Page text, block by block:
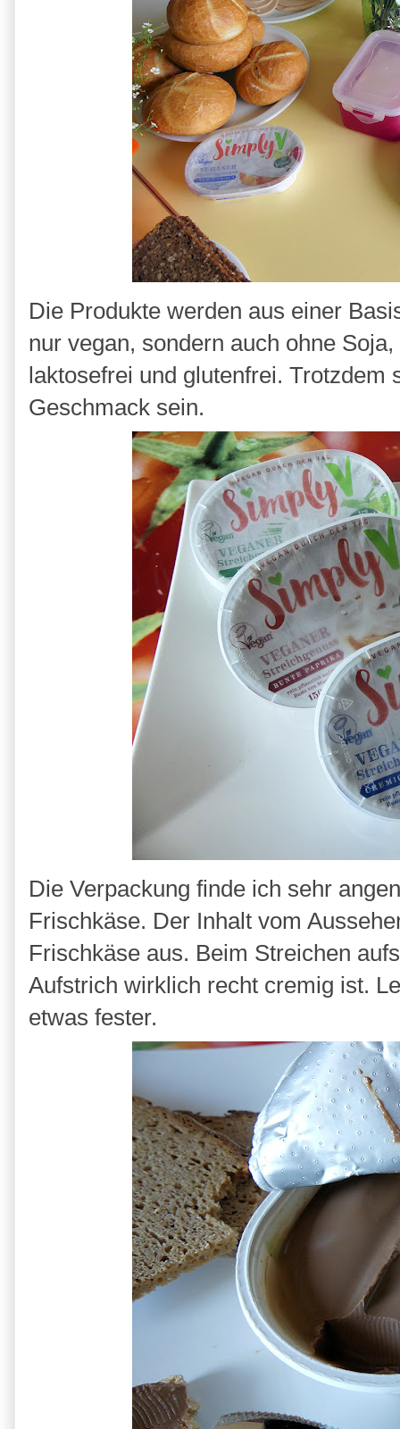
Die Produkte werden aus einer
nur vegan, sondern auch ohne
laktosefrei und glutenfrei.
Geschmack sein.
Die Verpackung finde ich sehr
Frischkäse. Der Inhalt vom
Frischkäse aus. Beim Streichen
Aufstrich wirklich recht cremig ist.
etwas fester.